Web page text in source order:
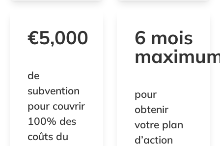
€5,000
de
subvention
pour couvrir
100% des
coûts du
6 mois
pour
obtenir
votre plan
d’action